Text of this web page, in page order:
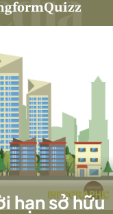
Quizz
hạn sở hữu